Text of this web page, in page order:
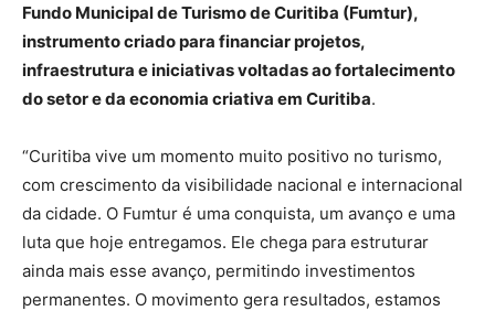
Fundo Municipal de Turismo de Curitiba (Fumtur),
instrumento criado para financiar projetos,
infraestrutura e iniciativas voltadas ao fortalecimento
do setor e da economia criativa em Curitiba.
“Curitiba vive um momento muito positivo no turismo,
com crescimento da visibilidade nacional e internacional
da cidade. O Fumtur é uma conquista, um avanço e uma
luta que hoje entregamos. Ele chega para estruturar
ainda mais esse avanço, permitindo investimentos
permanentes. O movimento gera resultados, estamos